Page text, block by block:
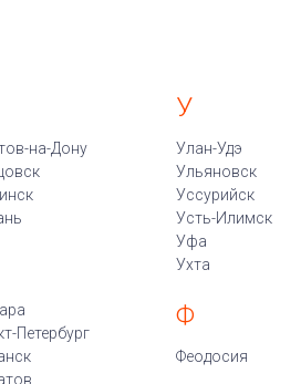
на-Дону
Петербург
У
Улан-Удэ
Ульяновск
Уссурийск
Усть-Илимск
Уфа
Ухта
Ф
Феодосия